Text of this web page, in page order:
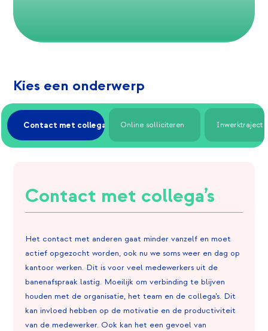
Kies een onderwerp
Contact met collega’s Online solliciteren Inwerktraject
Contact met collega’s
Het contact met anderen gaat minder vanzelf en moet
actief opgezocht worden, ook nu we soms weer en dag op
kantoor werken. Dit is voor veel medewerkers uit de
banenafspraak lastig. Moeilijk om verbinding te blijven
houden met de organisatie, het team en de collega’s. Dit
kan invloed hebben op de motivatie en de productiviteit
van de medewerker. Ook kan het een gevoel van